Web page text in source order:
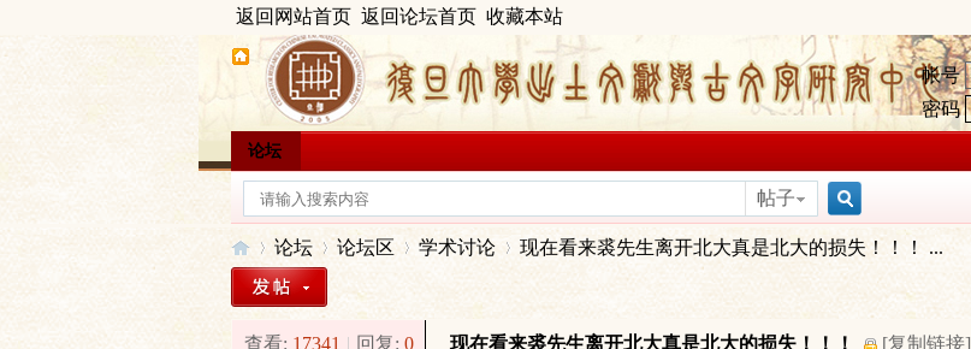
返回网站首页 返回论坛首页 收藏本站
帐号
密码
论坛
帖子
搜
索
论坛 论坛区 学术讨论 现在看来裘先生离开北大真是北大的损失！！！ ...
查看: 17341 | 回复: 0 现在看来裘先生离开北大真是北大的损失！！！ [复制链接]